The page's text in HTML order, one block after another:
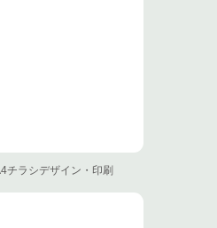
チラシデザイン・印刷